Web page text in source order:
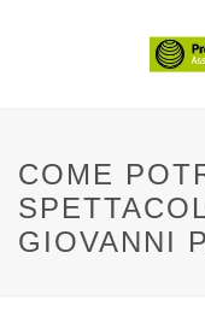
COME
GIOVANNI